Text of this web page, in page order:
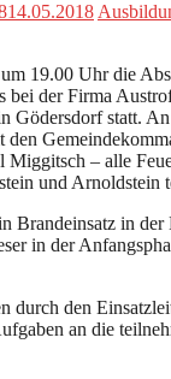
14.05.2018
19.00 Uhr die
bei der Firma
Gödersdorf statt.
den
Miggitsch – alle
und Arnoldstein
Brandeinsatz in der
in der
durch den
an die